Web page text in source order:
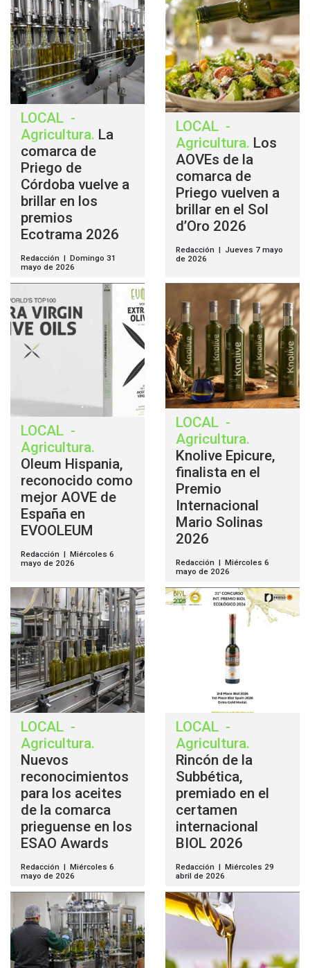
LOCAL -
Agricultura. La
comarca de
Priego de
Córdoba vuelve a
brillar en los
premios
Ecotrama 2026
Redacción | Domingo 31
mayo de 2026
LOCAL -
Agricultura. Los
AOVEs de la
comarca de
Priego vuelven a
brillar en el Sol
d’Oro 2026
Redacción | Jueves 7 mayo
de 2026
LOCAL -
Agricultura.
Oleum Hispania,
reconocido como
mejor AOVE de
España en
EVOOLEUM
Redacción | Miércoles 6
mayo de 2026
LOCAL -
Agricultura.
Knolive Epicure,
finalista en el
Premio
Internacional
Mario Solinas
2026
Redacción | Miércoles 6
mayo de 2026
LOCAL -
Agricultura.
Nuevos
reconocimientos
para los aceites
de la comarca
prieguense en los
ESAO Awards
Redacción | Miércoles 6
mayo de 2026
LOCAL -
Agricultura.
Rincón de la
Subbética,
premiado en el
certamen
internacional
BIOL 2026
Redacción | Miércoles 29
abril de 2026